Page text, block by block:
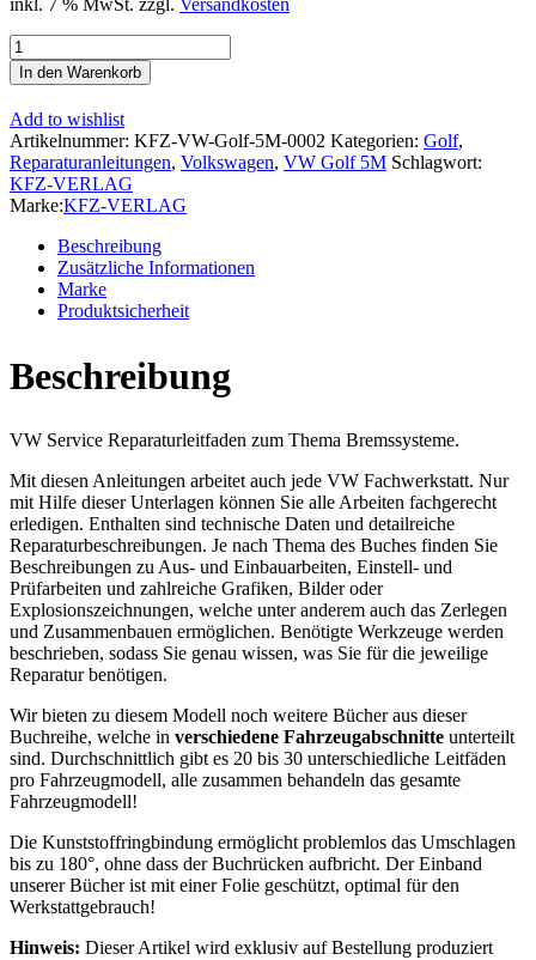
inkl. 7 % MwSt. zzgl. Versandkosten
VW
Golf
5
Plus
5M
2003-
2008
Bremsanlagen
Bremsen
System
Reparaturanleitung
Menge
In den Warenkorb
Add to wishlist
Artikelnummer: KFZ-VW-Golf-5M-0002 Kategorien: Golf,
Reparaturanleitungen, Volkswagen, VW Golf 5M Schlagwort:
KFZ-VERLAG
Marke:KFZ-VERLAG
Beschreibung
Zusätzliche Informationen
Marke
Produktsicherheit
Beschreibung
VW Service Reparaturleitfaden zum Thema Bremssysteme.
Mit diesen Anleitungen arbeitet auch jede VW Fachwerkstatt. Nur
mit Hilfe dieser Unterlagen können Sie alle Arbeiten fachgerecht
erledigen. Enthalten sind technische Daten und detailreiche
Reparaturbeschreibungen. Je nach Thema des Buches finden Sie
Beschreibungen zu Aus- und Einbauarbeiten, Einstell- und
Prüfarbeiten und zahlreiche Grafiken, Bilder oder
Explosionszeichnungen, welche unter anderem auch das Zerlegen
und Zusammenbauen ermöglichen. Benötigte Werkzeuge werden
beschrieben, sodass Sie genau wissen, was Sie für die jeweilige
Reparatur benötigen.
Wir bieten zu diesem Modell noch weitere Bücher aus dieser
Buchreihe, welche in verschiedene Fahrzeugabschnitte unterteilt
sind. Durchschnittlich gibt es 20 bis 30 unterschiedliche Leitfäden
pro Fahrzeugmodell, alle zusammen behandeln das gesamte
Fahrzeugmodell!
Die Kunststoffringbindung ermöglicht problemlos das Umschlagen
bis zu 180°, ohne dass der Buchrücken aufbricht. Der Einband
unserer Bücher ist mit einer Folie geschützt, optimal für den
Werkstattgebrauch!
Hinweis: Dieser Artikel wird exklusiv auf Bestellung produziert